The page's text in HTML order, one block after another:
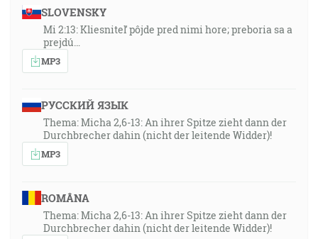
SLOVENSKY
Mi 2:13: Kliesniteľ pôjde pred nimi hore; preboria sa a
prejdú…
MP3
РУССКИЙ ЯЗЫК
Thema: Micha 2,6-13: An ihrer Spitze zieht dann der
Durchbrecher dahin (nicht der leitende Widder)!
MP3
ROMÂNA
Thema: Micha 2,6-13: An ihrer Spitze zieht dann der
Durchbrecher dahin (nicht der leitende Widder)!